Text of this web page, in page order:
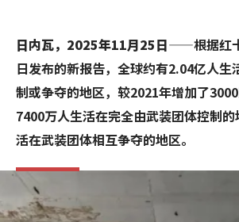
日内瓦，2025年11月25日——根据红
日发布的新报告，全球约有2.04亿人生
制或争夺的地区，较2021年增加了3000
7400万人生活在完全由武装团体控制
活在武装团体相互争夺的地区。